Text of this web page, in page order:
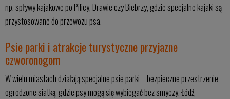
np. spływy kajakowe po Pilicy, Drawie czy Biebrzy, gdzie specjalne kajaki są
przystosowane do przewozu psa.
Psie parki i atrakcje turystyczne przyjazne
czworonogom
W wielu miastach działają specjalne psie parki – bezpieczne przestrzenie
ogrodzone siatką, gdzie psy mogą się wybiegać bez smyczy. Łódź,